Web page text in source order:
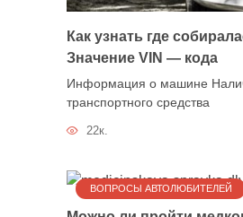
Как узнать где
Значение VIN — кода
Информация о машине
транспортного средства
22к.
ВОПРОСЫ АВТОЛЮБИТЕЛЕЙ